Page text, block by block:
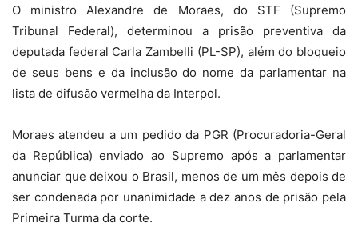
O ministro Alexandre de Moraes, do STF (Supremo
Tribunal Federal), determinou a prisão preventiva da
deputada federal Carla Zambelli (PL-SP), além do bloqueio
de seus bens e da inclusão do nome da parlamentar na
lista de difusão vermelha da Interpol.
Moraes atendeu a um pedido da PGR (Procuradoria-Geral
da República) enviado ao Supremo após a parlamentar
anunciar que deixou o Brasil, menos de um mês depois de
ser condenada por unanimidade a dez anos de prisão pela
Primeira Turma da corte.